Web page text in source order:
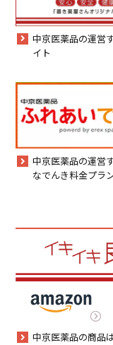
中京医薬品の運営
イト
中京医薬品の運営
なでんき料金プラ
中京医薬品の商品